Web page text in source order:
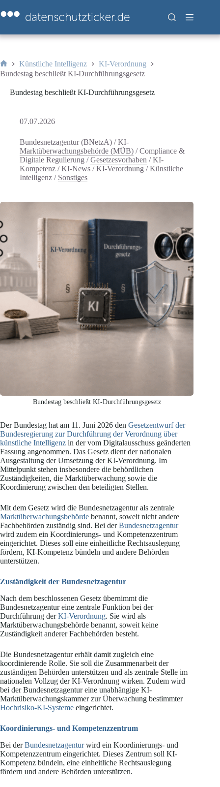
Inhalt
springen
Start
Künstliche Intelligenz
KI-Verordnung
Bundestag beschließt KI-Durchführungsgesetz
Bundestag beschließt KI-Durchführungsgesetz
07.07.2026
Bundesnetzagentur (BNetzA) / KI-
Marktüberwachungsbehörde (MÜB) /Compliance &
Digitale Regulierung /Gesetzesvorhaben /KI-
Kompetenz /KI-News /KI-Verordnung /Künstliche
Intelligenz / Sonstiges
Bundestag beschließt KI-Durchführungsgesetz
Der Bundestag hat am 11. Juni 2026 den Gesetzentwurf der
Bundesregierung zur Durchführung der Verordnung über
künstliche Intelligenz in der vom Digitalausschuss geänderten
Fassung angenommen. Das Gesetz dient der nationalen
Ausgestaltung der Umsetzung der KI-Verordnung. Im
Mittelpunkt stehen insbesondere die behördlichen
Zuständigkeiten, die Marktüberwachung sowie die
Koordinierung zwischen den beteiligten Stellen.
Mit dem Gesetz wird die Bundesnetzagentur als zentrale
Marktüberwachungsbehörde benannt, soweit nicht andere
Fachbehörden zuständig sind. Bei derBundesnetzagentur
wird zudem ein Koordinierungs- und Kompetenzzentrum
eingerichtet. Dieses soll eine einheitliche Rechtsauslegung
fördern, KI-Kompetenz bündeln und andere Behörden
unterstützen.
Zuständigkeit der Bundesnetzagentur
Nach dem beschlossenen Gesetz übernimmt die
Bundesnetzagentur eine zentrale Funktion bei der
Durchführung derKI-Verordnung. Sie wird als
Marktüberwachungsbehörde benannt, soweit keine
Zuständigkeit anderer Fachbehörden besteht.
Die Bundesnetzagentur erhält damit zugleich eine
koordinierende Rolle. Sie soll die Zusammenarbeit der
zuständigen Behörden unterstützen und als zentrale Stelle im
nationalen Vollzug der KI-Verordnung wirken. Zudem wird
bei der Bundesnetzagentur eine unabhängige KI-
Marktüberwachungskammer zur Überwachung bestimmter
Hochrisiko-KI-Systeme eingerichtet.
Koordinierungs- und Kompetenzzentrum
Bei derBundesnetzagenturwird ein Koordinierungs- und
Kompetenzzentrum eingerichtet. Dieses Zentrum soll KI-
Kompetenz bündeln, eine einheitliche Rechtsauslegung
fördern und andere Behörden unterstützen.